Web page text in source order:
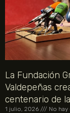
La Fundación
Valdepeñas
centenario de
1 julio, 2026 No